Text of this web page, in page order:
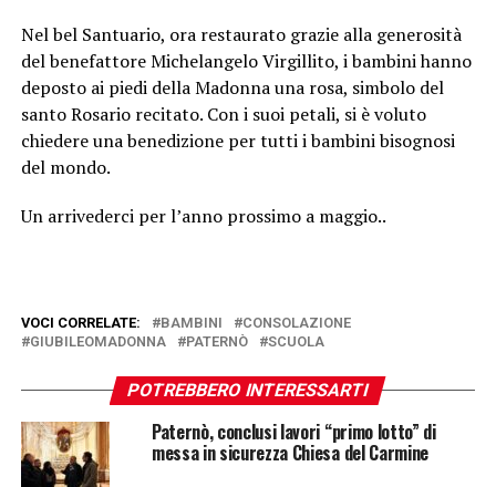
Nel bel Santuario, ora restaurato grazie alla generosità
del benefattore Michelangelo Virgillito, i bambini hanno
deposto ai piedi della Madonna una rosa, simbolo del
santo Rosario recitato. Con i suoi petali, si è voluto
chiedere una benedizione per tutti i bambini bisognosi
del mondo.
Un arrivederci per l’anno prossimo a maggio..
VOCI CORRELATE: BAMBINI
CONSOLAZIONE
GIUBILEOMADONNA
PATERNÒ SCUOLA
POTREBBERO INTERESSARTI
Paternò, conclusi lavori “primo lotto” di
messa in sicurezza Chiesa del Carmine